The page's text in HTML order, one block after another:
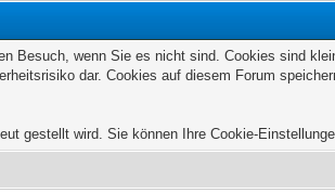
Besuch, wenn Sie es nicht sind. Cookies sind
dar. Cookies auf diesem Forum
gestellt wird. Sie können Ihre Cookie-